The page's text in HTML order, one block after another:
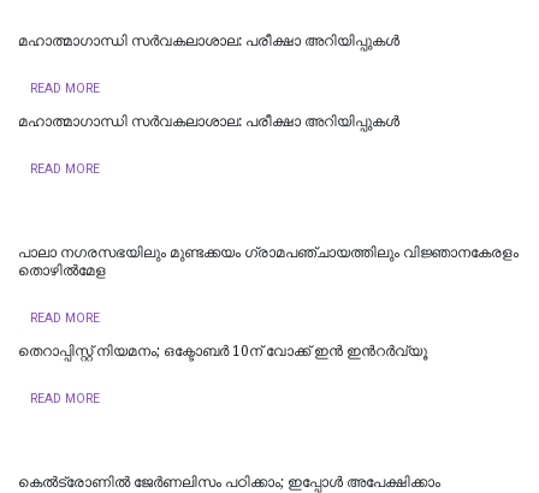
മഹാത്മാഗാന്ധി സർവകലാശാല: പരീക്ഷാ അറിയിപ്പുകൾ
READ MORE
മഹാത്മാഗാന്ധി സർവകലാശാല: പരീക്ഷാ അറിയിപ്പുകൾ
READ MORE
പാലാ നഗരസഭയിലും മുണ്ടക്കയം ഗ്രാമപഞ്ചായത്തിലും വിജ്ഞാനകേരളം
തൊഴില്‍മേള
READ MORE
തെറാപ്പിസ്റ്റ് നിയമനം; ഒക്ടോബർ 10ന് വോക്ക് ഇൻ ഇന്‍റർവ്യൂ
READ MORE
കെൽട്രോണിൽ ജേർണലിസം പഠിക്കാം; ഇപ്പോൾ അപേക്ഷിക്കാം